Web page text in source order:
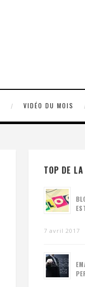
VIDÉO DU MOIS
TOP DE
7 avril 2017